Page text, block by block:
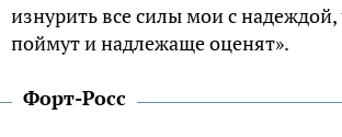
изнурить все силы мои с
поймут и надлежаще оценят».
Форт-Росс